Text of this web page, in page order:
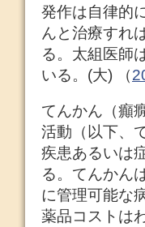
発作は自律的
んと治療すれ
る。太組医師
いる。(大) （
てんかん（癲
活動（以下、
疾患あるいは
る。てんかん
に管理可能な
薬品コストは